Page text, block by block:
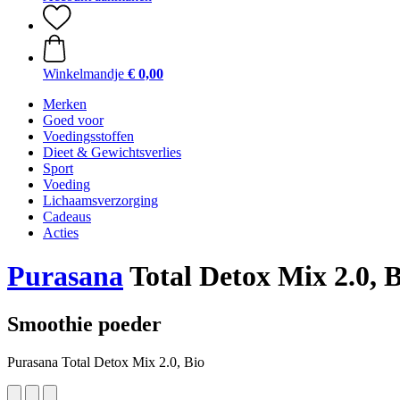
Winkelmandje € 0,00
Merken
Goed voor
Voedingsstoffen
Dieet & Gewichtsverlies
Sport
Voeding
Lichaamsverzorging
Cadeaus
Acties
PurasanaTotal Detox Mix 2.0,
Smoothie poeder
Purasana Total Detox Mix 2.0, Bio